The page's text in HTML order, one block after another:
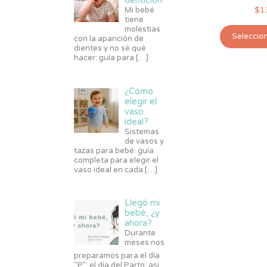
$
Mi bebé
tiene
molestias
con la aparición de
dientes y no sé qué
hacer: guía para […]
¿Cómo
elegir el
vaso
ideal?
Sistemas
de vasos y
tazas para bebé: guía
completa para elegir el
vaso ideal en cada […]
Llegó mi
bebé, ¿y
ahora?
Durante
meses nos
preparamos para el día
“P”: el día del Parto, así,